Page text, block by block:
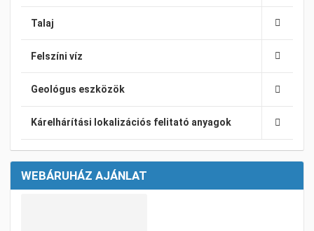
Talaj
Felszíni víz
Geológus eszközök
Kárelhárítási lokalizációs felitató anyagok
WEBÁRUHÁZ AJÁNLAT